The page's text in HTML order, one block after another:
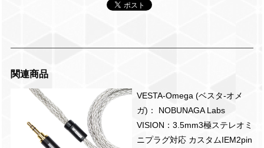
関連商品
VESTA-Omega (ベスタ-オメ
ガ)： NOBUNAGA Labs
VISION：3.5mm3極ステレオミ
ニプラグ対応 カスタムIEM2pin